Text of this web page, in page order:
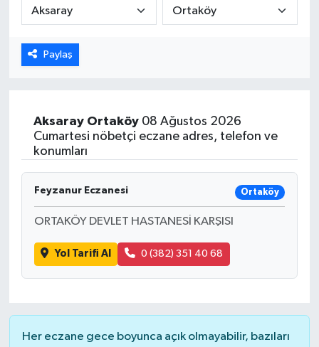
Paylaş
Aksaray Ortaköy08 Ağustos 2026
Cumartesi nöbetçi eczane adres, telefon ve
konumları
Feyzanur Eczanesi Ortaköy
ORTAKÖY DEVLET HASTANESİ KARŞISI
Yol Tarifi Al 0 (382) 351 40 68
Her eczane gece boyunca açık olmayabilir, bazıları
ÖZEL HABER
DTO